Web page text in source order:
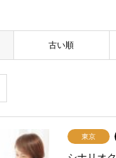
古い順
東京